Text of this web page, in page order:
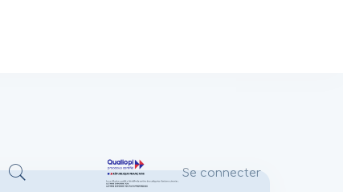
Se connecter